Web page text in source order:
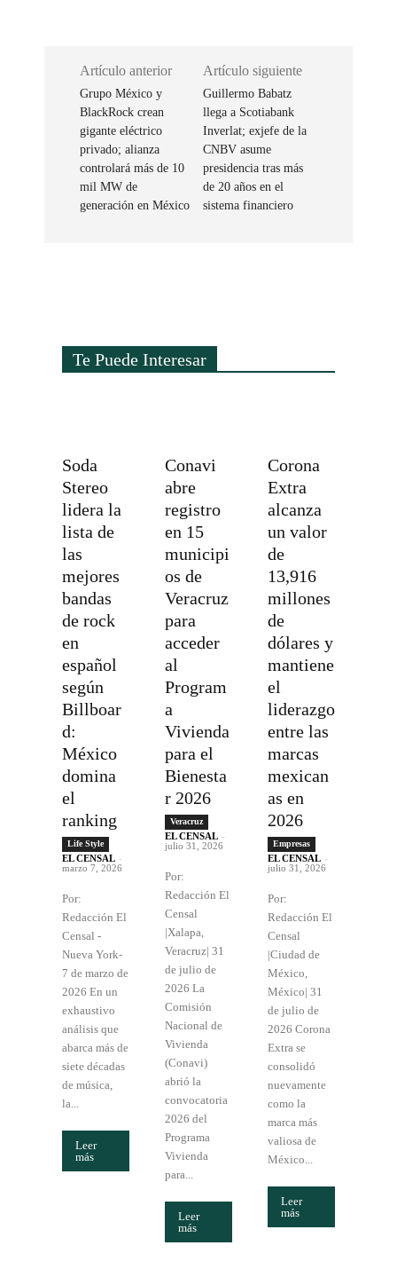
Artículo anterior
Grupo México y
BlackRock crean
gigante eléctrico
privado; alianza
controlará más de 10
mil MW de
generación en México
Artículo siguiente
Guillermo Babatz
llega a Scotiabank
Inverlat; exjefe de la
CNBV asume
presidencia tras más
de 20 años en el
sistema financiero
Te Puede Interesar
Soda
Stereo
lidera la
lista de
las
mejores
bandas
de rock
en
español
según
Billboar
d:
México
domina
el
ranking
Life Style
EL CENSAL -
marzo 7, 2026
Por:
Redacción El
Censal -
Nueva York-
7 de marzo de
2026 En un
exhaustivo
análisis que
abarca más de
siete décadas
de música,
la...
Leer
más
Conavi
abre
registro
en 15
municipi
os de
Veracruz
para
acceder
al
Program
a
Vivienda
para el
Bienesta
r 2026
Veracruz
EL CENSAL -
julio 31, 2026
Por:
Redacción El
Censal
|Xalapa,
Veracruz| 31
de julio de
2026 La
Comisión
Nacional de
Vivienda
(Conavi)
abrió la
convocatoria
2026 del
Programa
Vivienda
para...
Leer
más
Corona
Extra
alcanza
un valor
de
13,916
millones
de
dólares y
mantiene
el
liderazgo
entre las
marcas
mexican
as en
2026
Empresas
EL CENSAL -
julio 31, 2026
Por:
Redacción El
Censal
|Ciudad de
México,
México| 31
de julio de
2026 Corona
Extra se
consolidó
nuevamente
como la
marca más
valiosa de
México...
Leer
más